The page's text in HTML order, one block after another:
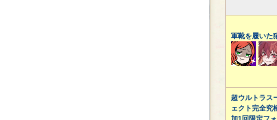
軍靴を履いた
超ウルトラス
ェクト完全究